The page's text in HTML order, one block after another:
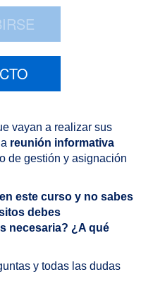
vayan a realizar sus
reunión informativa
de gestión y asignación
este curso y no sabes
debes
necesaria? ¿A qué
y todas las dudas